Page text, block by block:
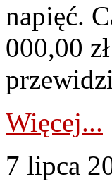
napięć.
000,00
Więcej...
7 lipca